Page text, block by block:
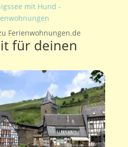
Ferienwohnungen.de
für deinen